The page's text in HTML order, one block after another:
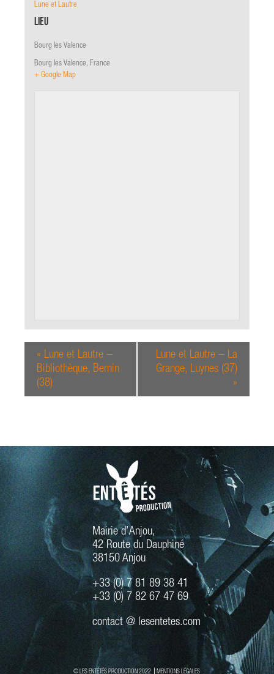
Lune et Lautre
Lieu
Bourg les Valence
Bourg les Valence, France
+ Google Map
« Lune et Lautre –
Bibliothèque, Bernin
(38)
Lune et Lautre – La
Grange, Luynes (37)
»
Mairie d’Anjou,
42 Route du Dauphiné
38150 Anjou
+33 (0) 7 81 89 38 41
+33 (0) 7 82 67 47 69
contact @ lesentetes.com
© LES ENTÉTÉS PRODUCTION 2022 ⎟ MENTIONS LÉGALES